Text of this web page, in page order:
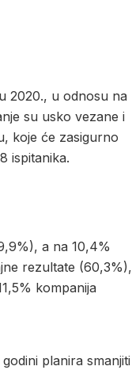
2020., u odnosu na
su usko vezane i
koje će zasigurno
ispitanika.
a na 10,4%
rezultate (60,3%),
kompanija
planira smanjiti